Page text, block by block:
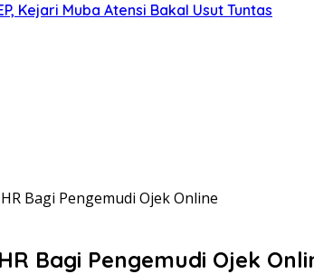
Kejari Muba Atensi Bakal Usut Tuntas
Bagi Pengemudi Ojek Online
Bagi Pengemudi Ojek